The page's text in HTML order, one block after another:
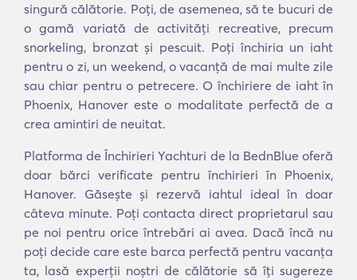
singură călătorie. Poți, de asemenea, să te bucuri de
o gamă variată de activități recreative, precum
snorkeling, bronzat și pescuit. Poți închiria un iaht
pentru o zi, un weekend, o vacanță de mai multe zile
sau chiar pentru o petrecere. O închiriere de iaht în
Phoenix, Hanover este o modalitate perfectă de a
crea amintiri de neuitat.
Platforma de Închirieri Yachturi de la BednBlue oferă
doar bărci verificate pentru închirieri în Phoenix,
Hanover. Găsește și rezervă iahtul ideal în doar
câteva minute. Poți contacta direct proprietarul sau
pe noi pentru orice întrebări ai avea. Dacă încă nu
poți decide care este barca perfectă pentru vacanța
ta, lasă experții noștri de călătorie să îți sugereze